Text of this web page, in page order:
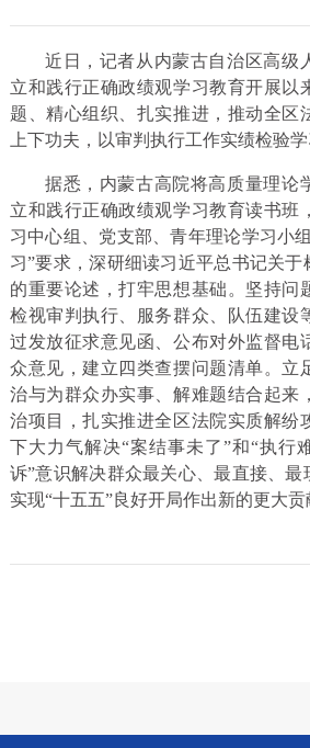
近日，记者从内蒙古自治区高级
立和践行正确政绩观学习教育开展以
题、精心组织、扎实推进，推动全区
上下功夫，以审判执行工作实绩检验学
据悉，内蒙古高院将高质量理论
立和践行正确政绩观学习教育读书班
习中心组、党支部、青年理论学习小
习”要求，深研细读习近平总书记关
的重要论述，打牢思想基础。坚持问
检视审判执行、服务群众、队伍建设
过发放征求意见函、公布对外监督电
众意见，建立四类查摆问题清单。立
治与为群众办实事、解难题结合起来
治项目，扎实推进全区法院实质解纷
下大力气解决“案结事未了”和“执行
诉”意识解决群众最关心、最直接、最
实现“十五五”良好开局作出新的更大贡